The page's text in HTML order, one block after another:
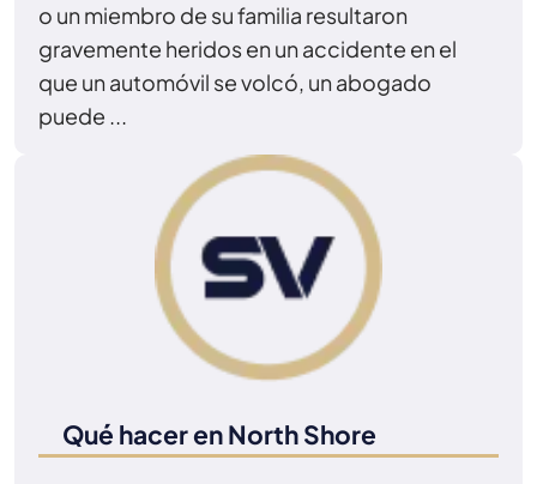
o un miembro de su familia resultaron
gravemente heridos en un accidente en el
que un automóvil se volcó, un abogado
puede ...
Qué hacer en North Shore